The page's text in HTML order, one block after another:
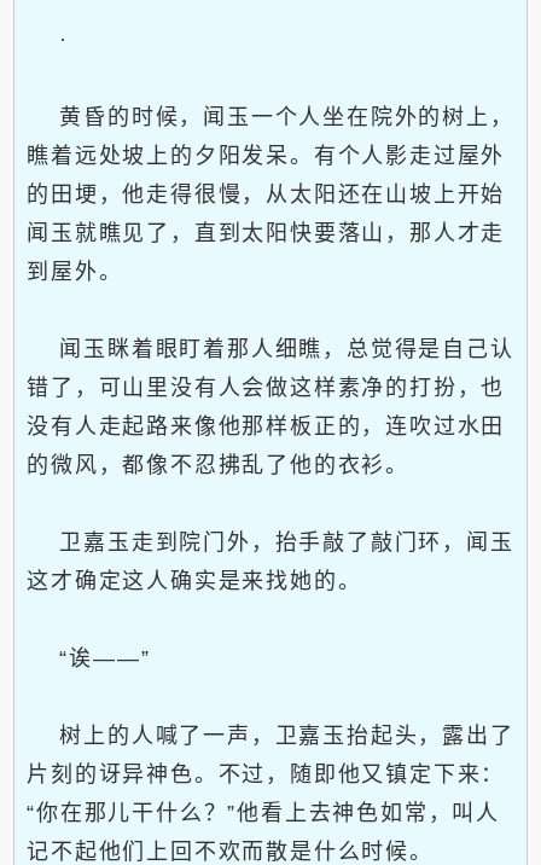
·
黄昏的时候，闻玉一个人坐在院外的树上，
瞧着远处坡上的夕阳发呆。有个人影走过屋外
的田埂，他走得很慢，从太阳还在山坡上开始
闻玉就瞧见了，直到太阳快要落山，那人才走
到屋外。
闻玉眯着眼盯着那人细瞧，总觉得是自己认
错了，可山里没有人会做这样素净的打扮，也
没有人走起路来像他那样板正的，连吹过水田
的微风，都像不忍拂乱了他的衣衫。
卫嘉玉走到院门外，抬手敲了敲门环，闻玉
这才确定这人确实是来找她的。
“诶——”
树上的人喊了一声，卫嘉玉抬起头，露出了
片刻的讶异神色。不过，随即他又镇定下来：
“你在那儿干什么？”他看上去神色如常，叫人
记不起他们上回不欢而散是什么时候。